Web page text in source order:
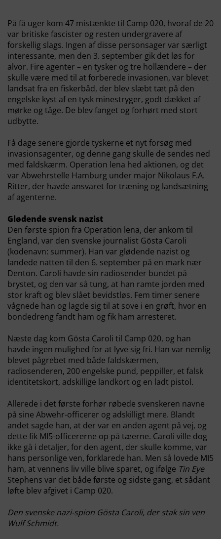
På få uger kom 47 mistænkte til Camp 020, hvoraf de 20
var britiske fascister og resten undergravere af
forskellig slags. Ingen af disse personsager var særligt
interessante, men den 3. september gik det løs for
alvor. Fire agenter – en tysker og tre hollændere – der
skulle være med til at forberede invasionen, var blevet
landsat fra en fiskerbåd, der blev slæbt tæt på den
engelske kyst af en tysk minestryger, godt dækket af
mørke og tåge. De blev fanget og forhørt med stort
udbytte.
Få dage senere gjorde tyskerne et nyt forsøg med
invasionsagenter, og denne gang skulle de sendes ned
med faldskærm. Operation lena hed aktionen, og det
var Abwehrstelle Hamburg under major Nikolaus F.A.
Ritter, der havde ansvaret for træning og landsætning
af agenterne.
Glødende svensk nazist
Den første spion fra Operation lena, der ankom til
England, var den svenske journalist Gösta Caroli
(kodenavn: summer). Han var glødende nazist og
landede natten til den 6. september på en mark nær
Denton. Caroli havde sin radiosender bundet på
brystet, og den var så tung, at han ramte jorden med
stor kraft og blev slået bevidstløs. Fem timer senere
vågnede han og lagde sig til at sove i en grøft, hvor en
bondedreng fandt ham og fik ham arresteret.
Næste dag kom Gösta Caroli til Camp 020, og han
havde ingen mulighed for at lyve sig fri. Han var nemlig
blevet pågrebet med både faldskærmen,
radiosenderen, 200 engelske pund, peppiller, et falsk
identitetskort, adskillige landkort og en ladt pistol.
Allerede i det første forhør røbede svenskeren navne
på sine Abwehr-officerer og adskilligt mere. Blandt
andet sagde han, at der var en anden agent på vej, og
dette fik MI5-officererne op på tæerne. Caroli ville dog
ikke gå i detaljer, for den agent, der skulle komme, var
hans personlige ven, forklarede han. Men så lovede MI5
ham, at vennens liv ville blive sparet, og ifølge Tin Eye
Stephens var det både første og sidste gang, et sådant
løfte blev afgivet i Camp 020.
Den svenske nazi-spion Gösta Caroli, der stak sin ven
Wulf Schmidt.